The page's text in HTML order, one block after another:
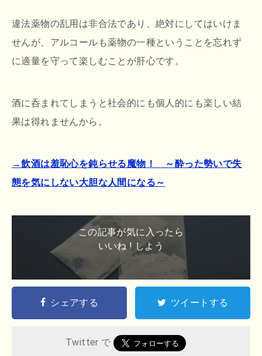
違法薬物の乱用は非合法であり、絶対にしてはいけま
せんが、アルコールも薬物の一種ということを忘れず
に適量を守って楽しむことが肝心です。
酒に呑まれてしまうと社会的にも個人的にも楽しい結
果は得れませんから。
→飲酒は羞恥心を鈍らせる魔物！ ～酔った勢いで失
態を気にしない大胆な人間になる～
この記事が気に入ったら
いいね ! しよう
シェアする ツイートする
Twitter で